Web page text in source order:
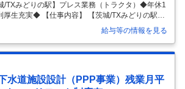
/TXみどりの駅】プレス業務（トラクタ）◆年休1
厚生充実◆ 【仕事内容】 【茨城/TXみどりの駅】
）◆年休125日｜転勤なし｜福利厚生充実◆ 【具
内容： 筑波工場トラクタ課 板金塗装Gr(全28名
品のプレス業務を担当いただきます。 ＜詳細＞
運搬業務 ・設備オペレータ業務 ・金型メンテナ
： 入社後はベテラン作業者からの業務指導を受
育を1か月程かけて行います。板金プレス工程は
給与等の情報を見る
水道施設設計（PPP事業）残業月平